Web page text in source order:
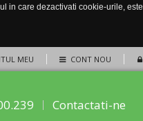
in care dezactivati cookie-urile,
MEU CONT NOU
Contactati-ne